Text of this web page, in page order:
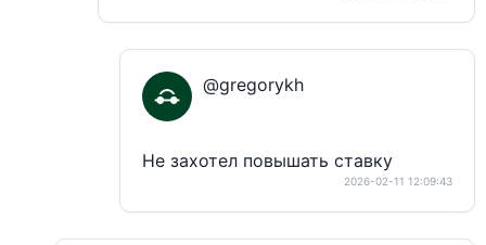
@gregorykh
Не захотел повышать ставку
2026-02-11 12:09:43